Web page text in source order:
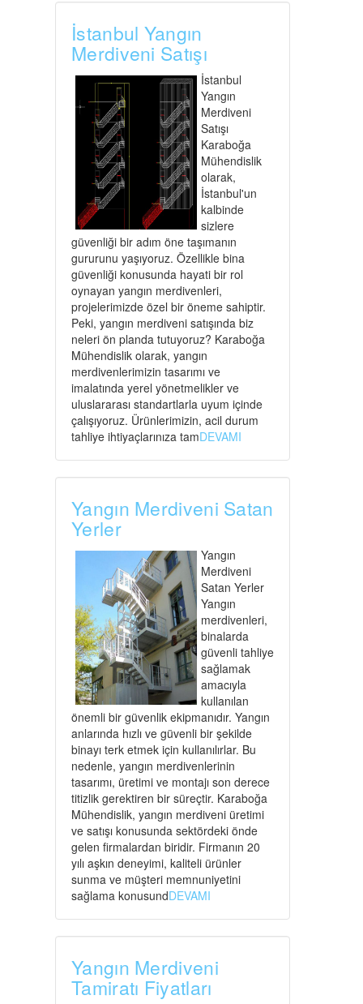
İstanbul Yangın
Merdiveni Satışı
İstanbul
Yangın
Merdiveni
Satışı
Karaboğa
Mühendislik
olarak,
İstanbul'un
kalbinde
sizlere
güvenliği bir adım öne taşımanın
gururunu yaşıyoruz. Özellikle bina
güvenliği konusunda hayati bir rol
oynayan yangın merdivenleri,
projelerimizde özel bir öneme sahiptir.
Peki, yangın merdiveni satışında biz
neleri ön planda tutuyoruz? Karaboğa
Mühendislik olarak, yangın
merdivenlerimizin tasarımı ve
imalatında yerel yönetmelikler ve
uluslararası standartlarla uyum içinde
çalışıyoruz. Ürünlerimizin, acil durum
tahliye ihtiyaçlarınıza tamDEVAMI
Yangın Merdiveni Satan
Yerler
Yangın
Merdiveni
Satan Yerler
Yangın
merdivenleri,
binalarda
güvenli tahliye
sağlamak
amacıyla
kullanılan
önemli bir güvenlik ekipmanıdır. Yangın
anlarında hızlı ve güvenli bir şekilde
binayı terk etmek için kullanılırlar. Bu
nedenle, yangın merdivenlerinin
tasarımı, üretimi ve montajı son derece
titizlik gerektiren bir süreçtir. Karaboğa
Mühendislik, yangın merdiveni üretimi
ve satışı konusunda sektördeki önde
gelen firmalardan biridir. Firmanın 20
yılı aşkın deneyimi, kaliteli ürünler
sunma ve müşteri memnuniyetini
sağlama konusundDEVAMI
Yangın Merdiveni
Tamiratı Fiyatları